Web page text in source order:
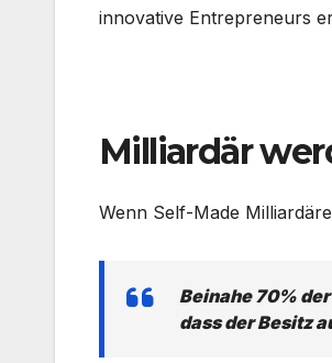
innovative Entrepreneurs
Milliardär
Wenn Self-Made
Beinahe 70%
dass der Besitz